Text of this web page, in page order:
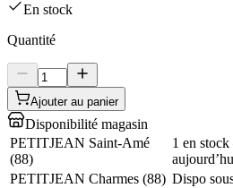
En stock
Quantité
Ajouter au panier
Disponibilité magasin
PETITJEAN Saint-Amé
(88)
1 en
PETITJEAN Charmes (88) Dispo